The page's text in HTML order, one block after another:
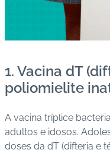
1. Vacina dT
poliomielite
A vacina tríplice
adultos e idosos.
doses da dT (difteria e